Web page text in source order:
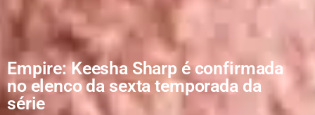
Empire: Keesha Sharp é confirmada
no elenco da sexta temporada da
série